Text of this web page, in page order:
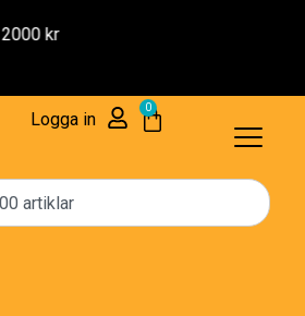
Reservdelar – 1 års Garanti
Logga in
0